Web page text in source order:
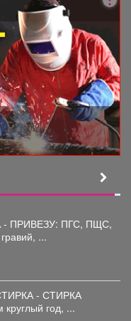
ПРИВЕЗУ: ПГС, ПЩС,
...
- СТИРКА
круглый год, ...